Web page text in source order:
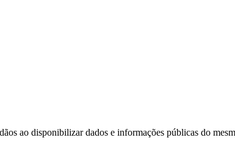
ao disponibilizar dados e informações públicas do